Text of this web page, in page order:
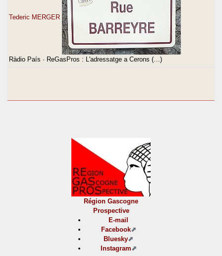
Tederic MERGER
Ràdio País · ReGasPros : L'adressatge a Cerons (…)
Région Gascogne
Prospective
E-mail
Facebook
Bluesky
Instagram